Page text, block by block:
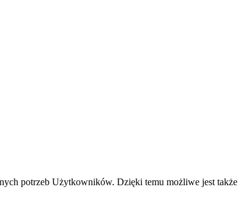
potrzeb Użytkowników. Dzięki temu możliwe jest także